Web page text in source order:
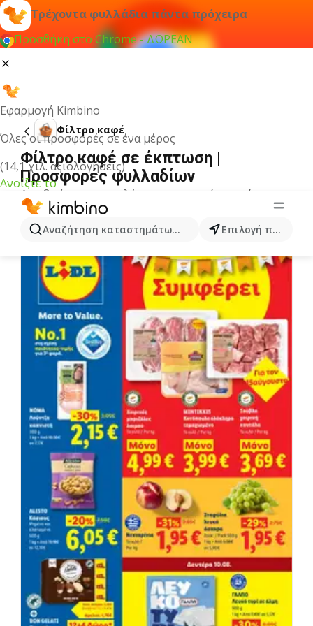
Τρέχοντα φυλλάδια πάντα πρόχειρα
Προσθήκη στο Chrome - ΔΩΡΕΑΝ
Εφαρμογή Kimbino
Όλες οι προσφορές σε ένα μέρος
(14,1 χιλ. αξιολογήσεις)
Ανοίξτε το
Αναζήτηση καταστημάτων, κατηγοριών, προϊόντων...
Επιλογή πόλης
Φίλτρο καφέ
Φίλτρο καφέ σε έκπτωση |
Προσφορές φυλλαδίων
Δεν βρήκαμε αποτελέσματα για αυτόν τον όρο.
Άλλα φυλλάδια από την κατηγορία